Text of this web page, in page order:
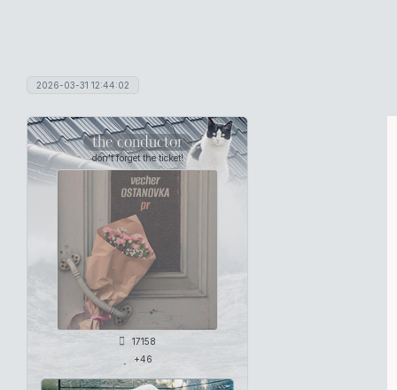
2026-03-31 12:44:02
the conductor
don't forget the ticket!
17158
+46